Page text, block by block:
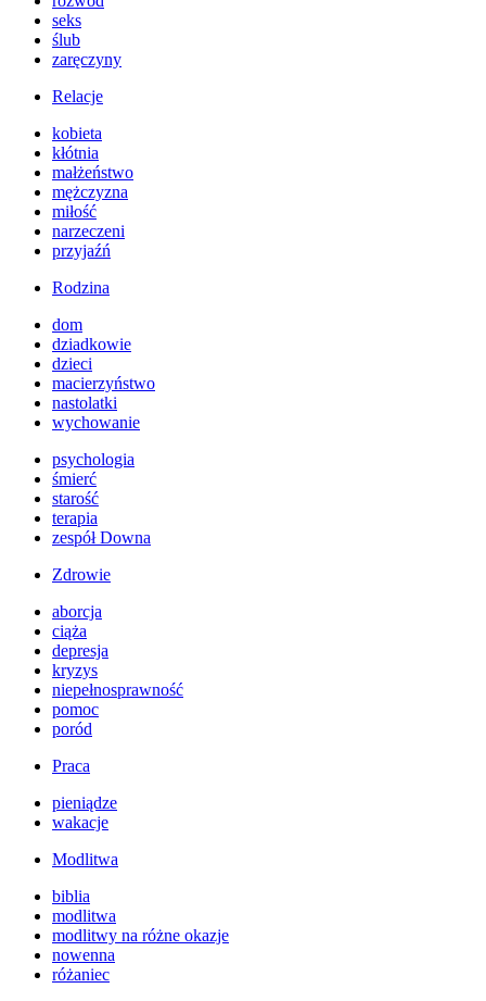
seks
ślub
zaręczyny
Relacje
kobieta
kłótnia
małżeństwo
mężczyzna
miłość
narzeczeni
przyjaźń
Rodzina
dom
dziadkowie
dzieci
macierzyństwo
nastolatki
wychowanie
psychologia
śmierć
starość
terapia
zespół Downa
Zdrowie
aborcja
ciąża
depresja
kryzys
niepełnosprawność
pomoc
poród
Praca
pieniądze
wakacje
Modlitwa
biblia
modlitwa
modlitwy na różne okazje
nowenna
różaniec